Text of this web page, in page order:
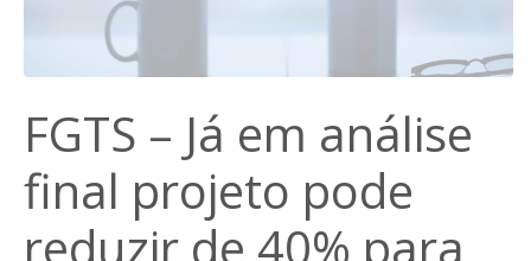
FGTS – Já em análise
final projeto pode
reduzir de 40% para